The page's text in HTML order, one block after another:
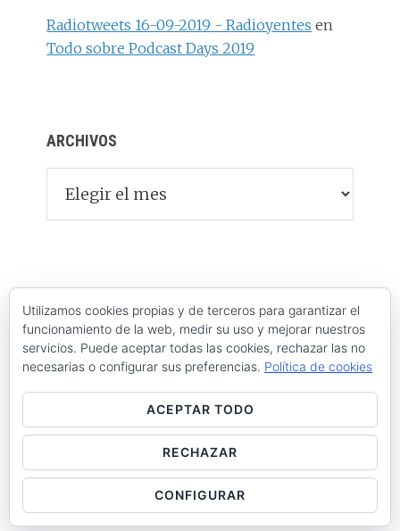
Radiotweets 16-09-2019 - Radioyentes en
Todo sobre Podcast Days 2019
ARCHIVOS
Raúl de la Puente - Derechos reservados© 2026 ·
Acceder
Utilizamos cookies propias y de terceros para garantizar el
funcionamiento de la web, medir su uso y mejorar nuestros
servicios. Puede aceptar todas las cookies, rechazar las no
necesarias o configurar sus preferencias. Política de cookies
ACEPTAR TODO
RECHAZAR
CONFIGURAR